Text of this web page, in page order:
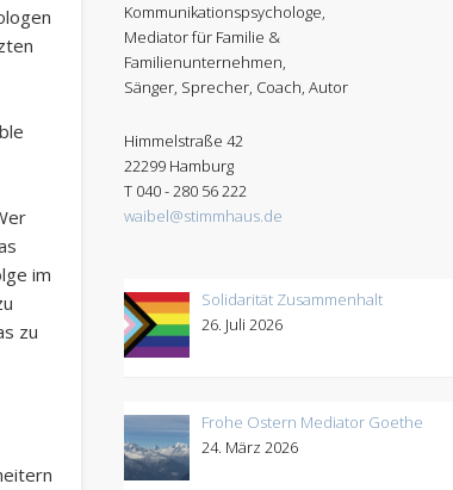
im
zu
Kommunikationspsychologe,
Mediator für Familie &
Familienunternehmen,
Sänger, Sprecher, Coach, Autor
Himmelstraße 42
22299 Hamburg
T 040 - 280 56 222
waibel@stimmhaus.de
Solidarität Zusammenhalt
26. Juli 2026
Frohe Ostern Mediator Goethe
24. März 2026